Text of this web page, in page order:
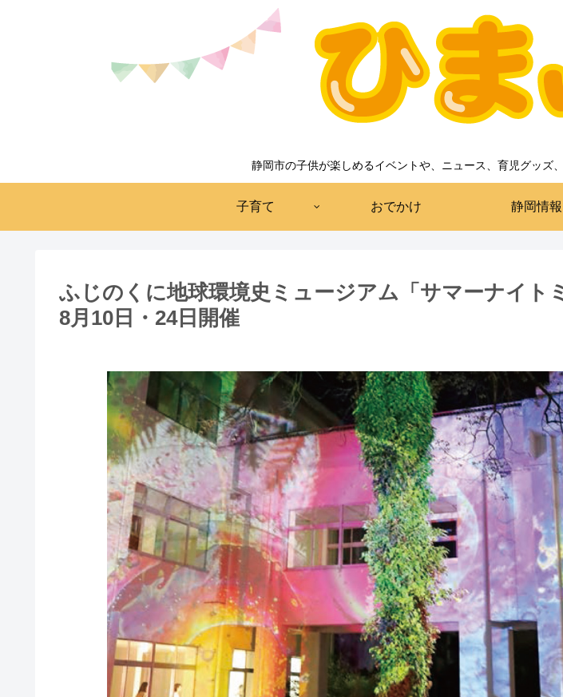
静岡市の子供が楽しめるイベントや、ニュース、育児グッズ
子育て おでかけ 静岡情報
ふじのくに地球環境史ミュージアム「サマーナイト
8月10日・24日開催